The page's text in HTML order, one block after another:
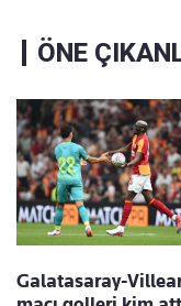
ÖNE
Galatasaray-